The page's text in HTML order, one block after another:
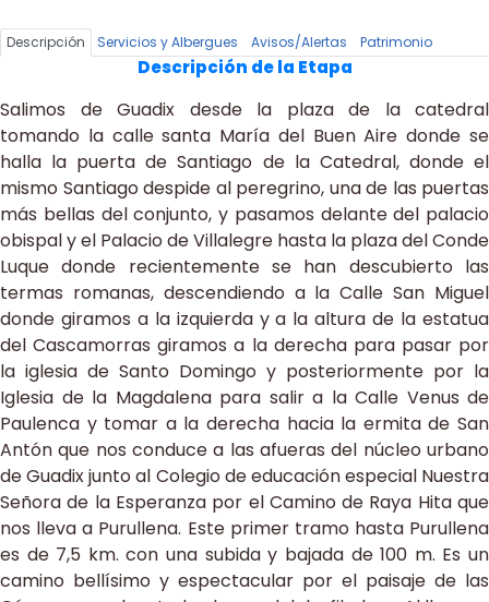
Descripción Servicios y Albergues Avisos/Alertas Patrimonio
Descripción de la Etapa
Salimos de Guadix desde la plaza de la catedral
tomando la calle santa María del Buen Aire donde se
halla la puerta de Santiago de la Catedral, donde el
mismo Santiago despide al peregrino, una de las puertas
más bellas del conjunto, y pasamos delante del palacio
obispal y el Palacio de Villalegre hasta la plaza del Conde
Luque donde recientemente se han descubierto las
termas romanas, descendiendo a la Calle San Miguel
donde giramos a la izquierda y a la altura de la estatua
del Cascamorras giramos a la derecha para pasar por
la iglesia de Santo Domingo y posteriormente por la
Iglesia de la Magdalena para salir a la Calle Venus de
Paulenca y tomar a la derecha hacia la ermita de San
Antón que nos conduce a las afueras del núcleo urbano
de Guadix junto al Colegio de educación especial Nuestra
Señora de la Esperanza por el Camino de Raya Hita que
nos lleva a Purullena. Este primer tramo hasta Purullena
es de 7,5 km. con una subida y bajada de 100 m. Es un
camino bellísimo y espectacular por el paisaje de las